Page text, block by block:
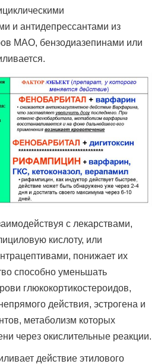
и антидепрессантами из
МАО, бензодиазепинами или
с лекарствами,
кислоту, или
понижает их
способно уменьшать
глюкокортикостероидов,
действия, эстрогена и
метаболизм которых
через окислительные реакции.
действие этилового